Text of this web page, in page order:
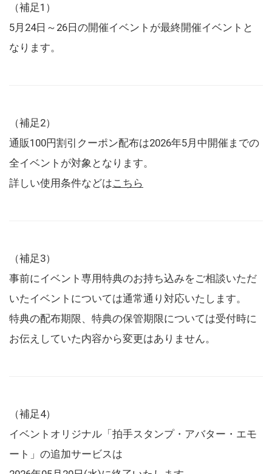
（補足1）
5月24日～26日の開催イベントが最終開催イベントと
なります。
（補足2）
通販100円割引クーポン配布は2026年5月中開催までの
全イベントが対象となります。
詳しい使用条件などはこちら
（補足3）
事前にイベント専用特典のお持ち込みをご相談いただ
いたイベントについては通常通り対応いたします。
特典の配布期限、特典の保管期限については受付時に
お伝えしていた内容から変更はありません。
（補足4）
イベントオリジナル「拍手スタンプ・アバター・エモ
ート」の追加サービスは